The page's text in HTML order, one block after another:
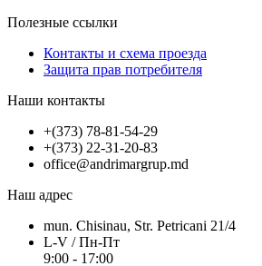
Полезные ссылки
Контакты и схема проезда
Защита прав потребителя
Наши контакты
+(373) 78-81-54-29
+(373) 22-31-20-83
office@andrimargrup.md
Наш адрес
mun. Chisinau, Str. Petricani 21/4
L-V / Пн-Пт
9:00 - 17:00